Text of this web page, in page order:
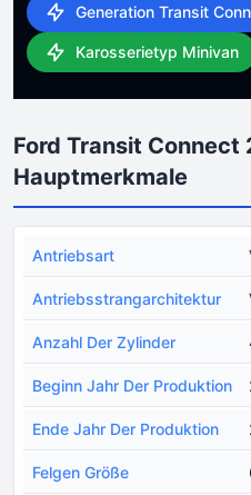
Generation Transit
Karosserietyp Minivan
Ford Transit Connect
Hauptmerkmale
Antriebsart
Antriebsstrangarchitektur
Anzahl Der Zylinder
Beginn Jahr Der Produktion
Ende Jahr Der Produktion
Felgen Größe